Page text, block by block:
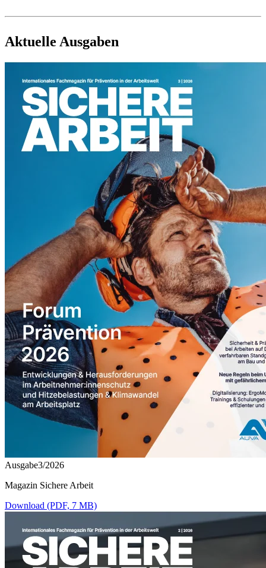
Aktuelle Ausgaben
Ausgabe3/2026
Magazin Sichere Arbeit
Download (PDF, 7 MB)